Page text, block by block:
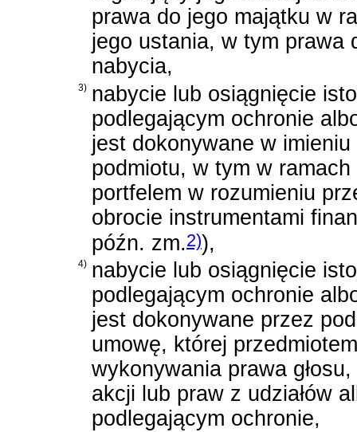
prawa do jego majątku w
jego ustania, w tym prawa
nabycia,
3) nabycie lub osiągnięcie
podlegającym ochronie
jest dokonywane w
podmiotu, w tym w
portfelem w rozumieniu
obrocie instrumentami
późn. zm.2)),
4) nabycie lub osiągnięcie
podlegającym ochronie
jest dokonywane przez
umowę, której
wykonywania prawa
akcji lub praw z udziałów
podlegającym ochronie,